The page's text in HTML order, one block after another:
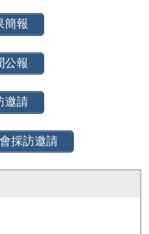
簡報
公報
邀請
採訪邀請